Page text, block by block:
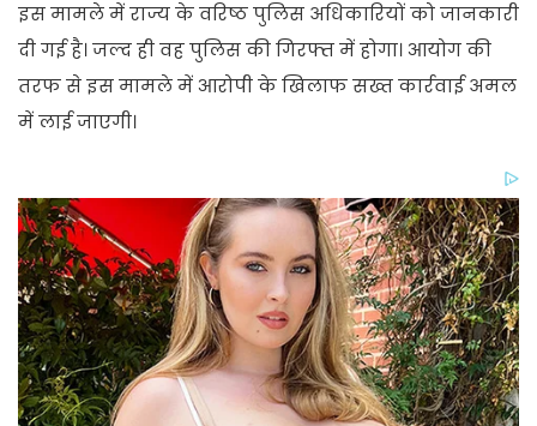
इस मामले में राज्य के वरिष्ठ पुलिस अधिकारियों को जानकारी
दी गई है। जल्द ही वह पुलिस की गिरफ्त में होगा। आयोग की
तरफ से इस मामले में आरोपी के खिलाफ सख्त कार्रवाई अमल
में लाई जाएगी।